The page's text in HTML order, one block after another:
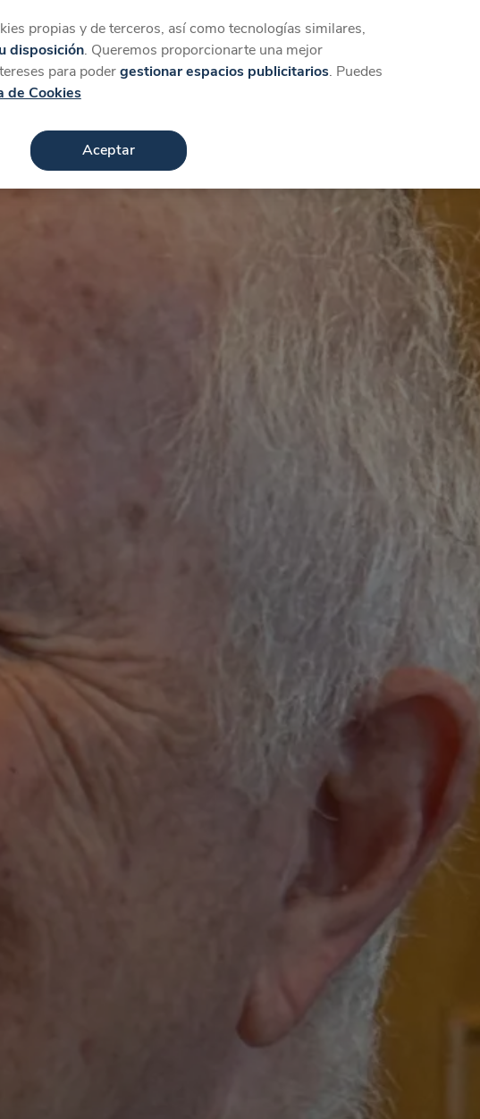
Iniciar sesión Crear cuenta
propias y de terceros, así como tecnologías similares,
disposición. Queremos proporcionarte una mejor
para podergestionar espacios publicitarios. Puedes
de Cookies
Aceptar